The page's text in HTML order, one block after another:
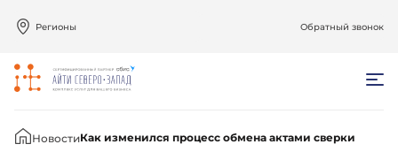
Регионы Обратный звонок
Главная
НовостиКак изменился процесс обмена актами сверки